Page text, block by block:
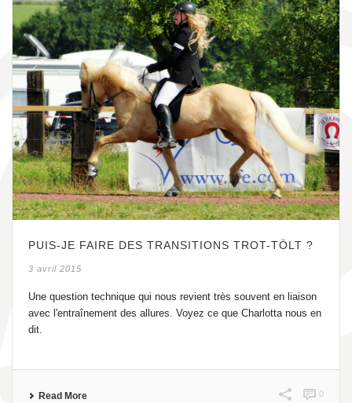
PUIS-JE FAIRE DES TRANSITIONS TROT-TÖLT ?
3 avril 2015
Une question technique qui nous revient très souvent en liaison
avec l'entraînement des allures. Voyez ce que Charlotta nous en
dit.
Read More 0